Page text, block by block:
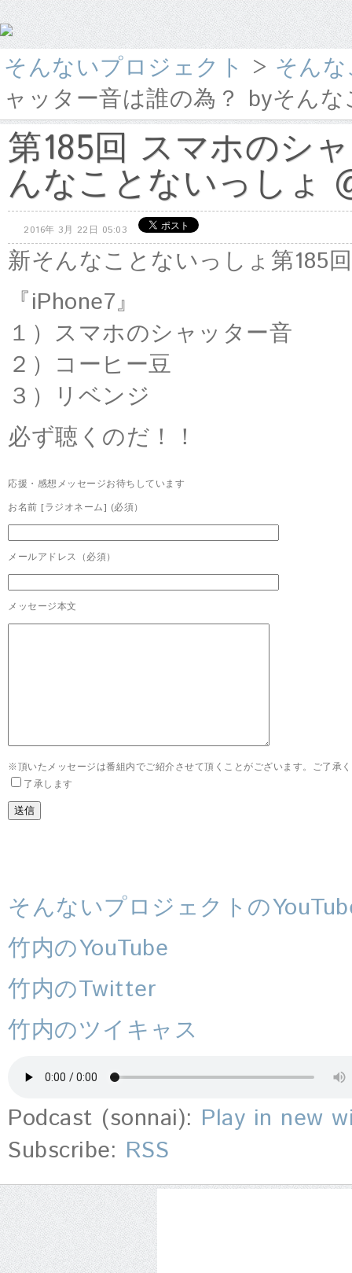
そんないプロジェクト > そん
ャッター音は誰の為？ byそん
第185回 スマホのシ
んなことないっしょ
2016年 3月 22日 05:03
新そんなことないっしょ第185
『iPhone7』
１）スマホのシャッター音
２）コーヒー豆
３）リベンジ
必ず聴くのだ！！
応援・感想メッセージお待ちしています
お名前 [ラジオネーム] (必須）
メールアドレス（必須）
メッセージ本文
※頂いたメッセージは番組内でご紹介させて頂くことがございます。ご了承
了承します
そんないプロジェクトの
竹内のYouTube
竹内のTwitter
竹内のツイキャス
Podcast (sonnai): Play in new
Subscribe: RSS